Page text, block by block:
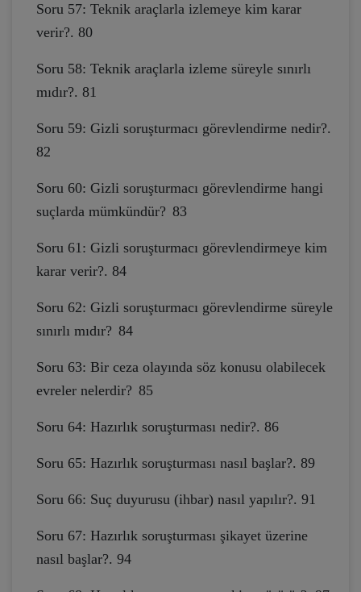
Soru 57: Teknik araçlarla izlemeye kim karar
verir?. 80
Soru 58: Teknik araçlarla izleme süreyle sınırlı
mıdır?. 81
Soru 59: Gizli soruşturmacı görevlendirme nedir?.
82
Soru 60: Gizli soruşturmacı görevlendirme hangi
suçlarda mümkündür? 83
Soru 61: Gizli soruşturmacı görevlendirmeye kim
karar verir?. 84
Soru 62: Gizli soruşturmacı görevlendirme süreyle
sınırlı mıdır? 84
Soru 63: Bir ceza olayında söz konusu olabilecek
evreler nelerdir? 85
Soru 64: Hazırlık soruşturması nedir?. 86
Soru 65: Hazırlık soruşturması nasıl başlar?. 89
Soru 66: Suç duyurusu (ihbar) nasıl yapılır?. 91
Soru 67: Hazırlık soruşturması şikayet üzerine
nasıl başlar?. 94